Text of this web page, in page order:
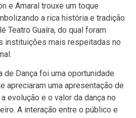
e Amaral trouxe um toque
a rica história e tradição
Teatro Guaíra, do qual foram
instituições mais respeitadas no
de Dança foi uma oportunidade
apreciaram uma apresentação de
evolução e o valor da dança no
A interação entre o público e